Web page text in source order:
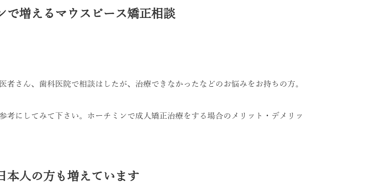
で増えるマウスピース矯正相談
さん、歯科医院で相談はしたが、治療できなかったなどのお悩みをお持ちの方。
考にしてみて下さい。ホーチミンで成人矯正治療をする場合のメリット・デメリッ
本人の方も増えています